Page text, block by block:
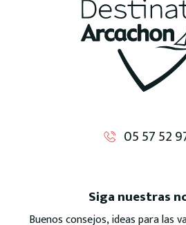
05 57 52
Siga nuestras
Buenos consejos, ideas para las